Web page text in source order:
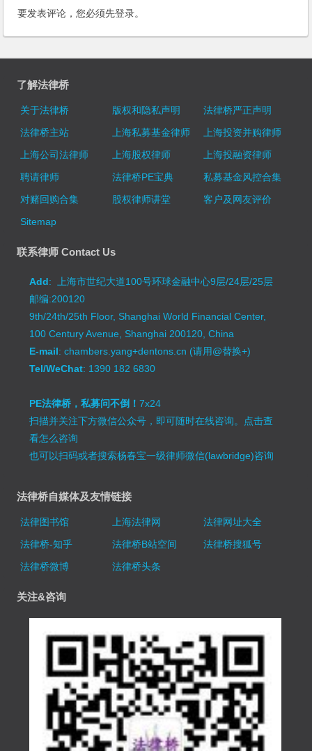
要发表评论，您必须先登录。
了解法律桥
关于法律桥 版权和隐私声明
法律桥严正声明
法律桥主站
上海私募基金律师
上海投资并购律师
上海公司法律师
上海股权律师
上海投融资律师
聘请律师
法律桥PE宝典
私募基金风控合集
对赌回购合集
股权律师讲堂
客户及网友评价
Sitemap
联系律师 Contact Us
Add: 上海市世纪大道100号环球金融中心9层/24层/25层
邮编:200120
9th/24th/25th Floor, Shanghai World Financial Center,
100 Century Avenue, Shanghai 200120, China
E-mail: chambers.yang+dentons.cn (请用@替换+)
Tel/WeChat: 1390 182 6830
PE法律桥，私募问不倒！7x24
扫描并关注下方微信公众号，即可随时在线咨询。 点击查
看怎么咨询
也可以扫码或者搜索杨春宝一级律师微信(lawbridge)咨询
法律桥自媒体及友情链接
法律图书馆 上海法律网
法律网址大全
法律桥-知乎
法律桥B站空间
法律桥搜狐号
法律桥微博
法律桥头条
关注&咨询